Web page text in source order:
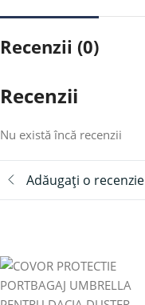
Recenzii (0)
Recenzii
Nu există încă recenzii
Adăugați o recenzie